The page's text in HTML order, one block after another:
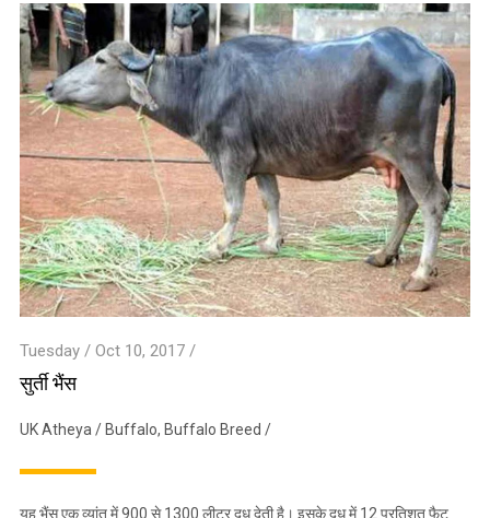
Tuesday / Oct 10, 2017 /
सुर्ती भैंस
UK Atheya / Buffalo, Buffalo Breed /
यह भैंस एक व्यांत में 900 से 1300 लीटर दूध देती है। इसके दूध में 12 प्रतिशत फैट